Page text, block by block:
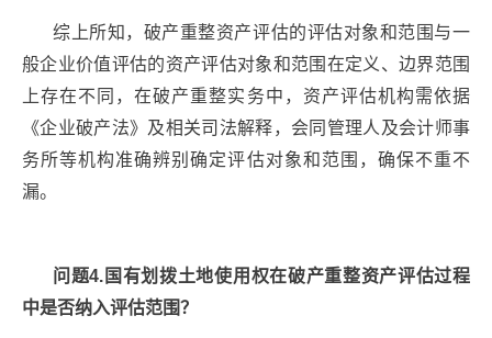
综上所知，破产重整资产评估的评估对象和范围与一
般企业价值评估的资产评估对象和范围在定义、边界范围
上存在不同，在破产重整实务中，资产评估机构需依据
《企业破产法》及相关司法解释，会同管理人及会计师事
务所等机构准确辨别确定评估对象和范围，确保不重不
漏。
问题4.国有划拨土地使用权在破产重整资产评估过程
中是否纳入评估范围？